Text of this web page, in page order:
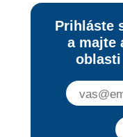
Prihláste
a majte
oblasti